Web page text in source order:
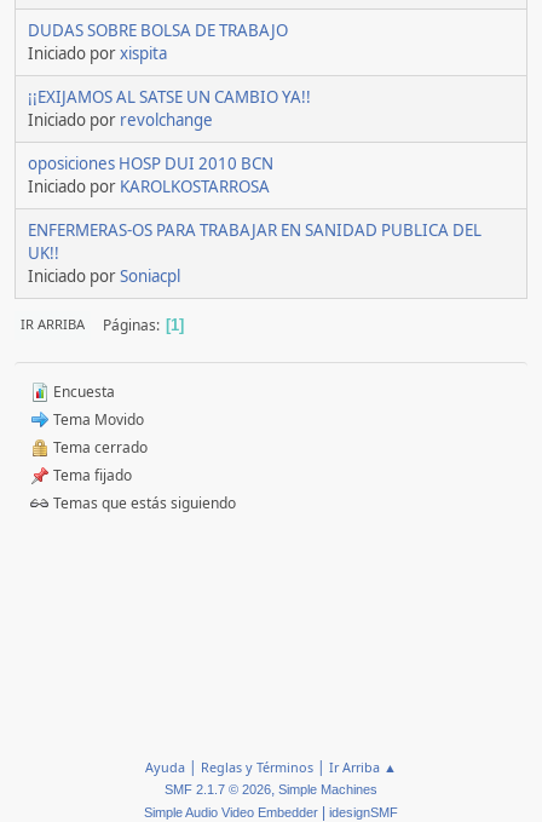
DUDAS SOBRE BOLSA DE TRABAJO
Iniciado porxispita
¡¡EXIJAMOS AL SATSE UN CAMBIO YA!!
Iniciado por revolchange
oposiciones HOSP DUI 2010 BCN
Iniciado por KAROLKOSTARROSA
ENFERMERAS-OS PARA TRABAJAR EN SANIDAD PUBLICA DEL
UK!!
Iniciado porSoniacpl
IR ARRIBA Páginas 1
Encuesta
Tema Movido
Tema cerrado
Tema fijado
Temas que estás siguiendo
Ayuda | Reglas y Términos | Ir Arriba ▲
SMF 2.1.7 © 2026, Simple Machines
Simple Audio Video Embedder
idesignSMF